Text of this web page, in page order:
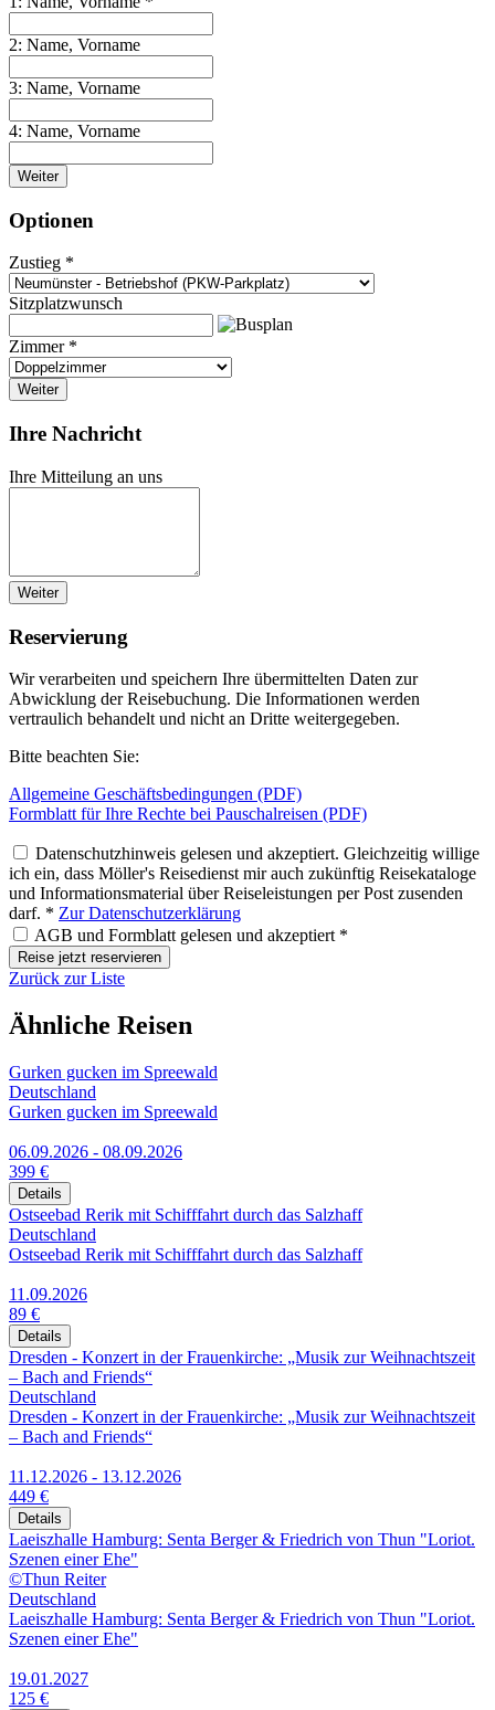
2: Name, Vorname
3: Name, Vorname
4: Name, Vorname
Weiter
Optionen
Zustieg *
Sitzplatzwunsch
Zimmer *
Weiter
Ihre Nachricht
Ihre Mitteilung an uns
Weiter
Reservierung
Wir verarbeiten und speichern Ihre übermittelten Daten zur
Abwicklung der Reisebuchung. Die Informationen werden
vertraulich behandelt und nicht an Dritte weitergegeben.
Bitte beachten Sie:
Allgemeine Geschäftsbedingungen (PDF)
Formblatt für Ihre Rechte bei Pauschalreisen (PDF)
Datenschutzhinweis gelesen und akzeptiert. Gleichzeitig willige
ich ein, dass Möller's Reisedienst mir auch zukünftig Reisekataloge
und Informationsmaterial über Reiseleistungen per Post zusenden
darf. * Zur Datenschutzerklärung
AGB und Formblatt gelesen und akzeptiert *
Reise jetzt reservieren
Zurück zur Liste
Ähnliche Reisen
Gurken gucken im Spreewald
Deutschland
Gurken gucken im Spreewald
06.09.2026 - 08.09.2026
399 €
Details
Ostseebad Rerik mit Schifffahrt durch das Salzhaff
Deutschland
Ostseebad Rerik mit Schifffahrt durch das Salzhaff
11.09.2026
89 €
Details
Dresden - Konzert in der Frauenkirche: „Musik zur Weihnachtszeit
– Bach and Friends“
Deutschland
Dresden - Konzert in der Frauenkirche: „Musik zur Weihnachtszeit
– Bach and Friends“
11.12.2026 - 13.12.2026
449 €
Details
Laeiszhalle Hamburg: Senta Berger & Friedrich von Thun "Loriot.
Szenen einer Ehe"
©Thun Reiter
Deutschland
Laeiszhalle Hamburg: Senta Berger & Friedrich von Thun "Loriot.
Szenen einer Ehe"
19.01.2027
125 €